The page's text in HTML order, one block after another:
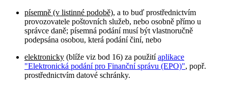
písemně (v listinné podobě), a to buď prostřednictvím
provozovatele poštovních služeb, nebo osobně přímo u
správce daně; písemná podání musí být vlastnoručně
podepsána osobou, která podání činí, nebo
elektronicky (blíže viz bod 16) za použitíaplikace
"Elektronická podání pro Finanční správu (EPO)", popř.
prostřednictvím datové schránky.